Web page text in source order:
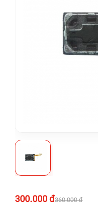
300.000 đ360.000 đ